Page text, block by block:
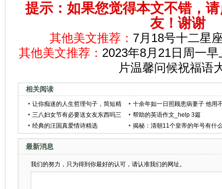
提示：如果您觉得本文不错，
友！谢谢
其他美文推荐： 7月18号十二星
其他美文推荐： 2023年8月21日周一
片温馨问候祝福语
相关阅读
让你痴迷的人生哲理句子，简短精
湛！
十余年如一日照顾患病妻子 他用
离不弃诠释爱情
三八妇女节有必要送女友东西吗三
八妇女节为什么要送女友礼物
帮助的英语作文_help 3篇
经典的汪国真爱情诗精选
揭秘：清朝11个皇帝的年号有什
最新消息
我们的努力，只为得到你最好的认可，请认准我们的网址。